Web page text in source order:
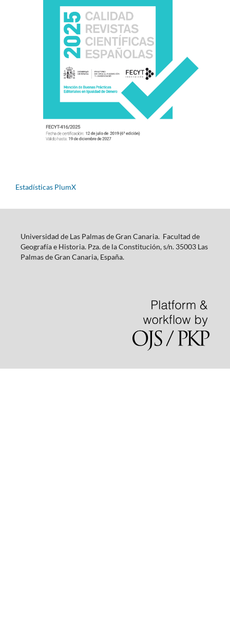
Estadísticas PlumX
Universidad de Las Palmas de Gran Canaria. Facultad de
Geografía e Historia. Pza. de la Constitución, s/n. 35003 Las
Palmas de Gran Canaria, España.